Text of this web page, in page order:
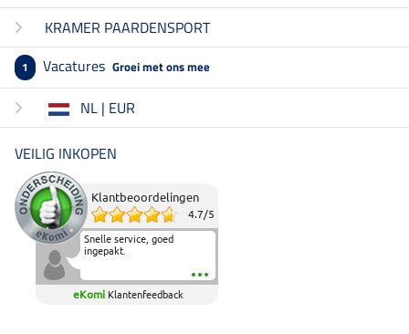
KRAMER PAARDENSPORT
1 Vacatures Groei met ons mee
NL | EUR
VEILIG INKOPEN
Klantbeoordelingen
4.7/5
Snelle service, goed
ingepakt.
eKomi Klantenfeedback